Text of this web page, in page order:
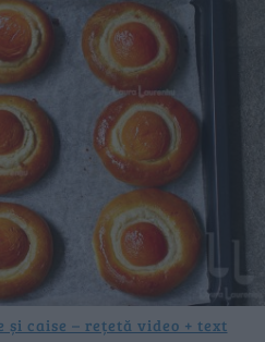
și caise – rețetă video + text